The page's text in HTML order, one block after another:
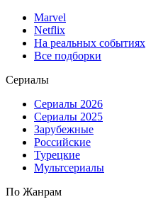
Marvel
Netflix
На реальных событиях
Все подборки
Сериалы
Сериалы 2026
Сериалы 2025
Зарубежные
Российские
Турецкие
Мультсериалы
По Жанрам